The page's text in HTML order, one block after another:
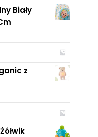
Biały
z